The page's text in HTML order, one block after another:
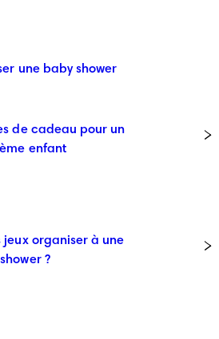
une baby shower
de cadeau pour un
enfant
jeux organiser à une
?